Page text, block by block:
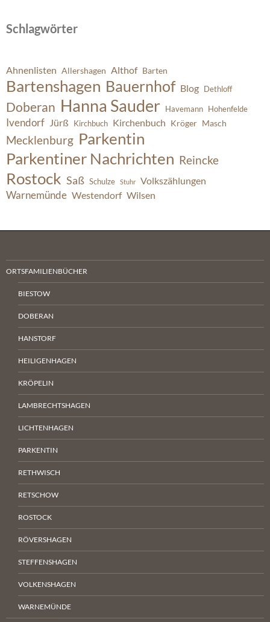
Schlagwörter
Ahnenlisten Allershagen Althof Barten
Bartenshagen Bauernhof Blog Dethloff
Doberan Hanna Sauder Havemann Hohenfelde
Ivendorf Jürß Kirchbuch Kirchenbuch Kröger Masch
Mecklenburg Parkentin
Parkentiner Nachrichten Reincke
Rostock Saß Schulze Stuhr Volkszählungen
Warnemünde Westendorf Wilsen
ORTSFAMILIENBÜCHER
BIESTOW
DOBERAN
HANSTORF
HEILIGENHAGEN
KRÖPELIN
LAMBRECHTSHAGEN
LICHTENHAGEN
PARKENTIN
RETHWISCH
RETSCHOW
ROSTOCK
RÖVERSHAGEN
STEFFENSHAGEN
VOLKENSHAGEN
WARNEMÜNDE